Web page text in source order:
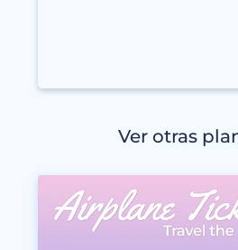
Ver otras